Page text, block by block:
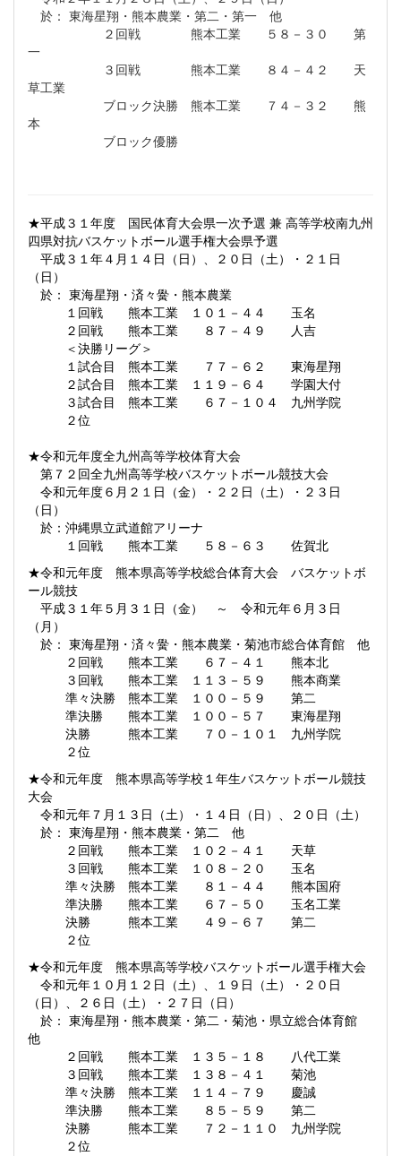
於： 東海星翔・熊本農業・第二・第一 他
２回戦 熊本工業 ５８－３０ 第
一
３回戦 熊本工業 ８４－４２ 天
草工業
ブロック決勝 熊本工業 ７４－３２ 熊
本
ブロック優勝
★平成３１年度 国民体育大会県一次予選 兼 高等学校南九州
四県対抗バスケットボール選手権大会県予選
平成３１年４月１４日（日）、２０日（土）・２１日
（日）
於： 東海星翔・済々黌・熊本農業
１回戦 熊本工業 １０１－４４ 玉名
２回戦 熊本工業 ８７－４９ 人吉
＜決勝リーグ＞
１試合目 熊本工業 ７７－６２ 東海星翔
２試合目 熊本工業 １１９－６４ 学園大付
３試合目 熊本工業 ６７－１０４ 九州学院
２位
★令和元年度全九州高等学校体育大会
第７２回全九州高等学校バスケットボール競技大会
令和元年度６月２１日（金）・２２日（土）・２３日
（日）
於：沖縄県立武道館アリーナ
１回戦 熊本工業 ５８－６３ 佐賀北
★令和元年度 熊本県高等学校総合体育大会 バスケットボ
ール競技
平成３１年５月３１日（金） ～ 令和元年６月３日
（月）
於： 東海星翔・済々黌・熊本農業・菊池市総合体育館 他
２回戦 熊本工業 ６７－４１ 熊本北
３回戦 熊本工業 １１３－５９ 熊本商業
準々決勝 熊本工業 １００－５９ 第二
準決勝 熊本工業 １００－５７ 東海星翔
決勝 熊本工業 ７０－１０１ 九州学院
２位
★令和元年度 熊本県高等学校１年生バスケットボール競技
大会
令和元年７月１３日（土）・１４日（日）、２０日（土）
於： 東海星翔・熊本農業・第二 他
２回戦 熊本工業 １０２－４１ 天草
３回戦 熊本工業 １０８－２０ 玉名
準々決勝 熊本工業 ８１－４４ 熊本国府
準決勝 熊本工業 ６７－５０ 玉名工業
決勝 熊本工業 ４９－６７ 第二
２位
★令和元年度 熊本県高等学校バスケットボール選手権大会
令和元年１０月１２日（土）、１９日（土）・２０日
（日）、２６日（土）・２７日（日）
於： 東海星翔・熊本農業・第二・菊池・県立総合体育館
他
２回戦 熊本工業 １３５－１８ 八代工業
３回戦 熊本工業 １３８－４１ 菊池
準々決勝 熊本工業 １１４－７９ 慶誠
準決勝 熊本工業 ８５－５９ 第二
決勝 熊本工業 ７２－１１０ 九州学院
２位